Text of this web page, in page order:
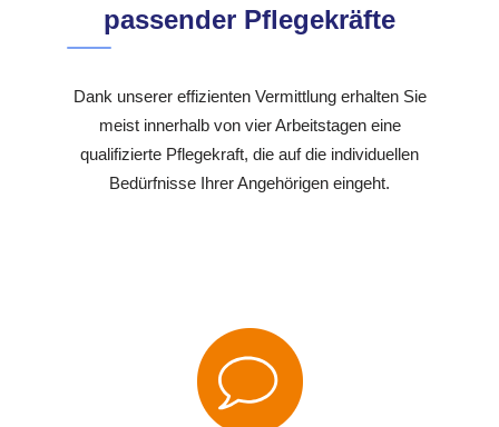
passender Pflegekräfte
Dank unserer effizienten Vermittlung erhalten Sie
meist innerhalb von vier Arbeitstagen eine
qualifizierte Pflegekraft, die auf die individuellen
Bedürfnisse Ihrer Angehörigen eingeht.